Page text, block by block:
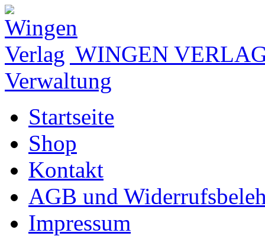
WINGEN
Verwaltung
Startseite
Shop
Kontakt
AGB und
Impressum